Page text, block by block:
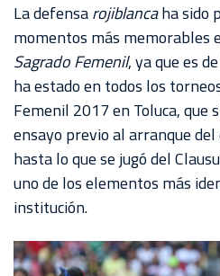
La defensarojiblancaha sido
momentos más memorables
Sagrado Femenil, ya que es
ha estado en todos los
Femenil 2017 en Toluca, que
ensayo previo al arranque
hasta lo que se jugó del
uno de los elementos más
institución.